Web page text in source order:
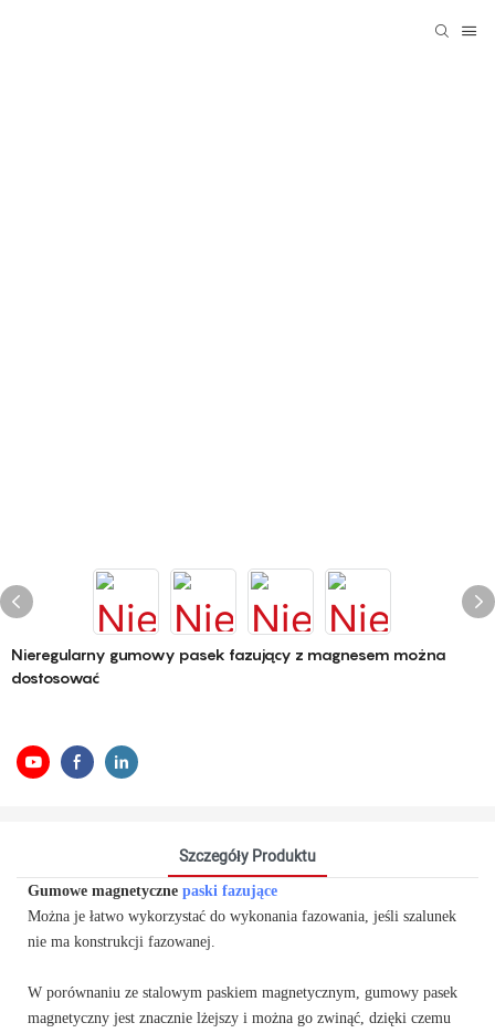
Nieregularny gumowy pasek fazujący z magnesem można
dostosować
Szczegóły Produktu
Gumowe magnetyczne paski fazujące
Można je łatwo wykorzystać do wykonania fazowania, jeśli szalunek
nie ma konstrukcji fazowanej.
W porównaniu ze stalowym paskiem magnetycznym, gumowy pasek
magnetyczny jest znacznie lżejszy i można go zwinąć, dzięki czemu